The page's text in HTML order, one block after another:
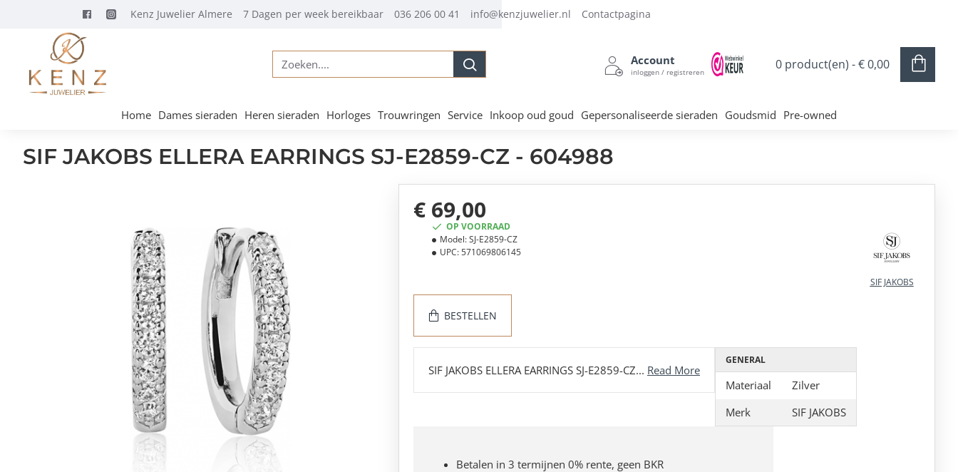
Kenz Juwelier Almere 7 Dagen per week bereikbaar 036 206 00 41 info@kenzjuwelier.nl Contactpagina
Zoeken....
Account
inloggen / registreren 0 product(en) - € 0,00
Home Dames sieraden Heren sieraden Horloges Trouwringen Service Inkoop oud goud Gepersonaliseerde sieraden Goudsmid Pre-owned
SIF JAKOBS ELLERA EARRINGS SJ-E2859-CZ - 604988
OP VOORRAAD
Model:SJ-E2859-CZ
UPC:571069806145
SIF JAKOBS
€ 69,00
BESTELLEN
SIF JAKOBS ELLERA EARRINGS SJ-E2859-CZ... Read More
GENERAL
Materiaal
Zilver
Merk
SIF JAKOBS
Betalen in 3 termijnen 0% rente, geen BKR